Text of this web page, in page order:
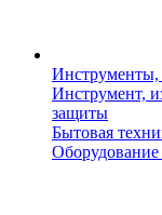
Инструменты,
Инструмент,
защиты
Бытовая
Оборудование